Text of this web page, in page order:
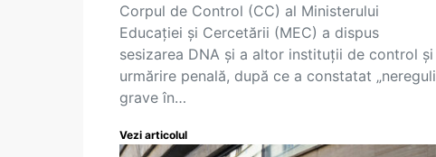
Corpul de Control (CC) al Ministerului
Educației și Cercetării (MEC) a dispus
sesizarea DNA și a altor instituții de control și
urmărire penală, după ce a constatat „nereguli
grave în…
Vezi articolul